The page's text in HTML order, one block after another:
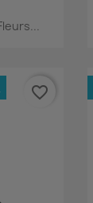
favorite_border